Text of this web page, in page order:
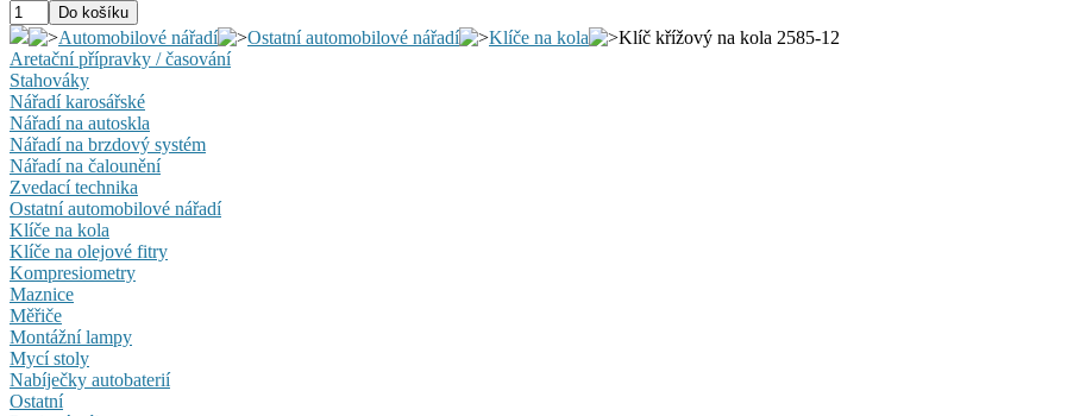
Automobilové nářadí Ostatní automobilové nářadí Klíče na kola
Klíč křížový na kola 2585-12
Aretační přípravky / časování
Stahováky
Nářadí karosářské
Nářadí na autoskla
Nářadí na brzdový systém
Nářadí na čalounění
Zvedací technika
Ostatní automobilové nářadí
Klíče na kola
Klíče na olejové fitry
Kompresiometry
Maznice
Měřiče
Montážní lampy
Mycí stoly
Nabíječky autobaterií
Ostatní